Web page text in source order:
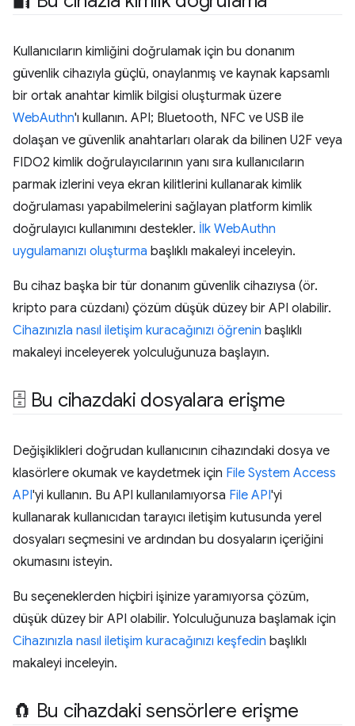
Kullanıcıların kimliğini doğrulamak için bu donanım
güvenlik cihazıyla güçlü, onaylanmış ve kaynak kapsamlı
bir ortak anahtar kimlik bilgisi oluşturmak üzere
WebAuthn'ı kullanın. API; Bluetooth, NFC ve USB ile
dolaşan ve güvenlik anahtarları olarak da bilinen U2F veya
FIDO2 kimlik doğrulayıcılarının yanı sıra kullanıcıların
parmak izlerini veya ekran kilitlerini kullanarak kimlik
doğrulaması yapabilmelerini sağlayan platform kimlik
doğrulayıcı kullanımını destekler. İlk WebAuthn
uygulamanızı oluşturma başlıklı makaleyi inceleyin.
Bu cihaz başka bir tür donanım güvenlik cihazıysa (ör.
kripto para cüzdanı) çözüm düşük düzey bir API olabilir.
Cihazınızla nasıl iletişim kuracağınızı öğrenin başlıklı
makaleyi inceleyerek yolculuğunuza başlayın.
🗄 Bu cihazdaki dosyalara erişme
Değişiklikleri doğrudan kullanıcının cihazındaki dosya ve
klasörlere okumak ve kaydetmek için File System Access
API'yi kullanın. Bu API kullanılamıyorsa File API'yi
kullanarak kullanıcıdan tarayıcı iletişim kutusunda yerel
dosyaları seçmesini ve ardından bu dosyaların içeriğini
okumasını isteyin.
Bu seçeneklerden hiçbiri işinize yaramıyorsa çözüm,
düşük düzey bir API olabilir. Yolculuğunuza başlamak için
Cihazınızla nasıl iletişim kuracağınızı keşfedin başlıklı
makaleyi inceleyin.
🧲 Bu cihazdaki sensörlere erişme